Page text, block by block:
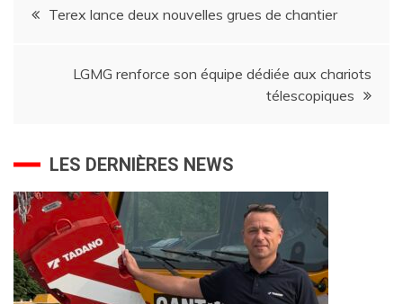
Terex lance deux nouvelles grues de chantier
LGMG renforce son équipe dédiée aux chariots
télescopiques
LES DERNIÈRES NEWS